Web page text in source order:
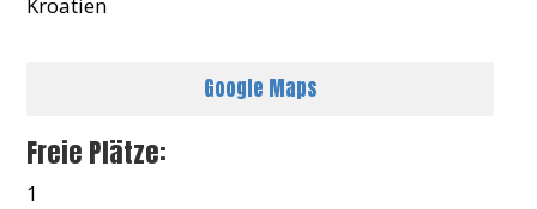
Kroatien
Google Maps
Freie Plätze:
1